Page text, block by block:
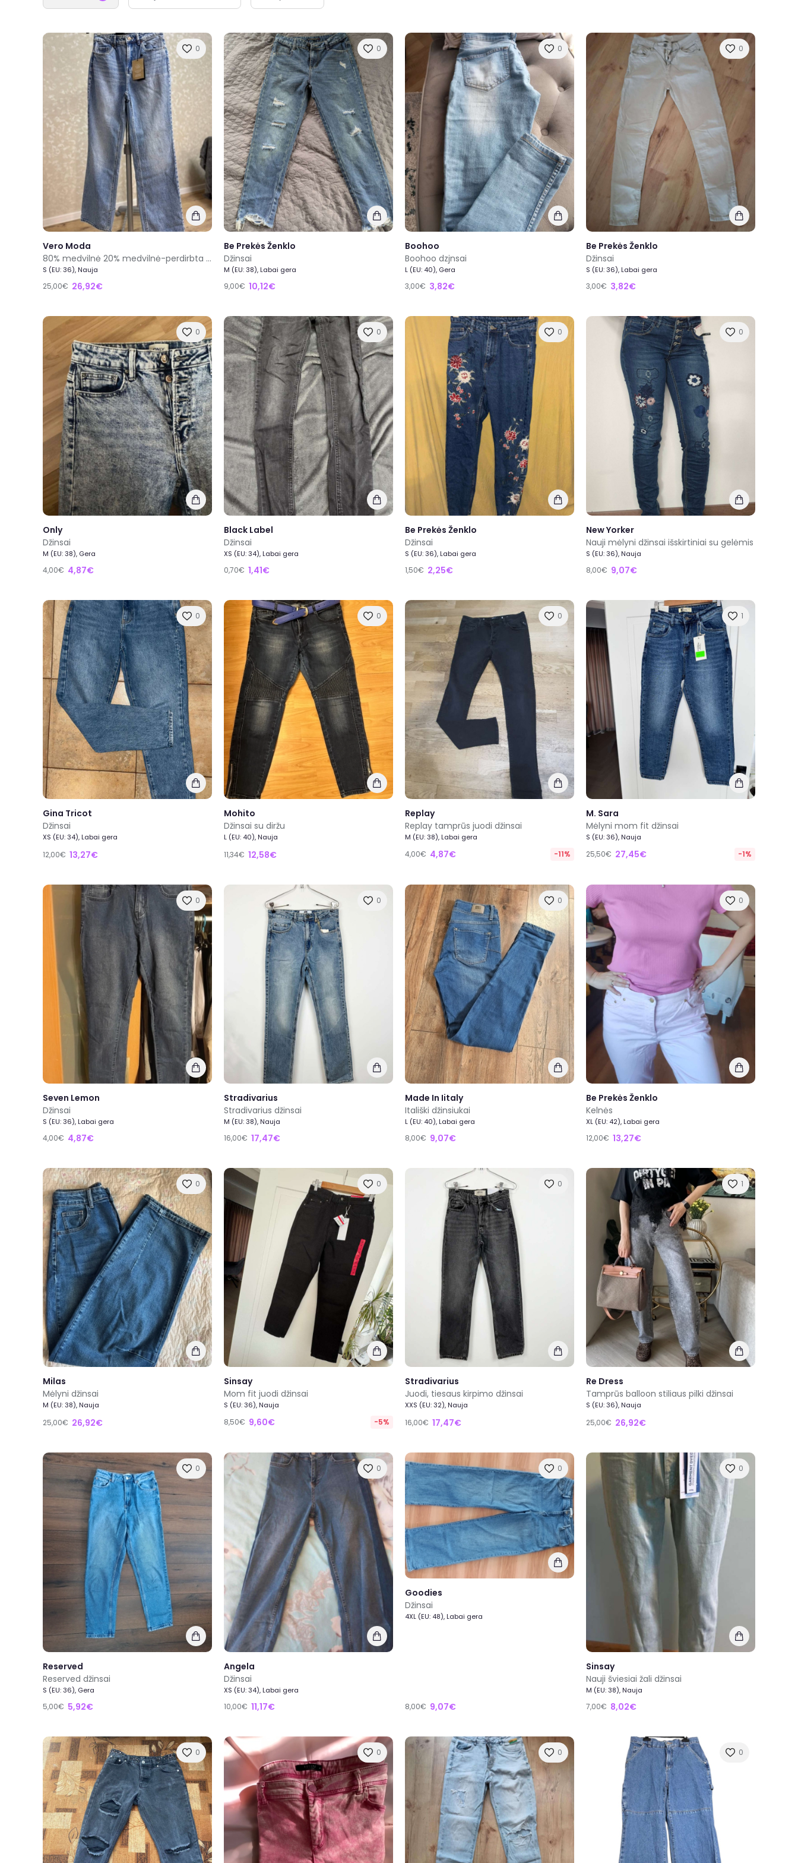
0
Vero Moda
80% medvilnė 20% medvilnė-perdirbta nauji Vero Moda šviesiai mėlyni tiesaus kirpimo džinsai W28 L32
S (EU: 36), Nauja
25,00€ 26,92€
0
Be Prekės Ženklo
Džinsai
M (EU: 38), Labai gera
9,00€ 10,12€
0
Boohoo
Boohoo dzjnsai
L (EU: 40), Gera
3,00€ 3,82€
0
Be Prekės Ženklo
Džinsai
S (EU: 36), Labai gera
3,00€ 3,82€
0
Only
Džinsai
M (EU: 38), Gera
4,00€ 4,87€
0
Black Label
Džinsai
XS (EU: 34), Labai gera
0,70€ 1,41€
0
Be Prekės Ženklo
Džinsai
S (EU: 36), Labai gera
1,50€ 2,25€
0
New Yorker
Nauji mėlyni džinsai išskirtiniai su gelėmis
S (EU: 36), Nauja
8,00€ 9,07€
0
Gina Tricot
Džinsai
XS (EU: 34), Labai gera
12,00€ 13,27€
0
Mohito
Džinsai su diržu
L (EU: 40), Nauja
11,34€ 12,58€
0
Replay
Replay tamprūs juodi džinsai
M (EU: 38), Labai gera
4,00€ 4,87€ -11%
1
M. Sara
Mėlyni mom fit džinsai
S (EU: 36), Nauja
25,50€ 27,45€ -1%
0
Seven Lemon
Džinsai
S (EU: 36), Labai gera
4,00€ 4,87€
0
Stradivarius
Stradivarius džinsai
M (EU: 38), Nauja
16,00€ 17,47€
0
Made In Iitaly
Itališki džinsiukai
L (EU: 40), Labai gera
8,00€ 9,07€
0
Be Prekės Ženklo
Kelnės
XL (EU: 42), Labai gera
12,00€ 13,27€
0
Milas
Mėlyni džinsai
M (EU: 38), Nauja
25,00€ 26,92€
0
Sinsay
Mom fit juodi džinsai
S (EU: 36), Nauja
8,50€ 9,60€ -5%
0
Stradivarius
Juodi, tiesaus kirpimo džinsai
XXS (EU: 32), Nauja
16,00€ 17,47€
1
Re Dress
Tamprūs balloon stiliaus pilki džinsai
S (EU: 36), Nauja
25,00€ 26,92€
0
Reserved
Reserved džinsai
S (EU: 36), Gera
5,00€ 5,92€
0
Angela
Džinsai
XS (EU: 34), Labai gera
10,00€ 11,17€
0
Goodies
Džinsai
4XL (EU: 48), Labai gera
8,00€ 9,07€
0
Sinsay
Nauji šviesiai žali džinsai
M (EU: 38), Nauja
7,00€ 8,02€
0 0 0 0